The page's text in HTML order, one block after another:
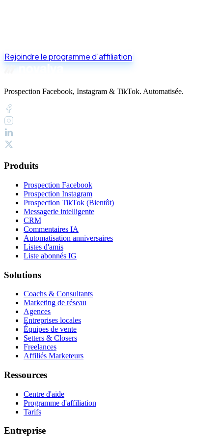
Rejoindre le programme d'affiliation
Prospection Facebook, Instagram & TikTok. Automatisée.
Produits
Prospection Facebook
Prospection Instagram
Prospection TikTok (Bientôt)
Messagerie intelligente
CRM
Commentaires IA
Automatisation anniversaires
Listes d'amis
Liste abonnés IG
Solutions
Coachs & Consultants
Marketing de réseau
Agences
Entreprises locales
Équipes de vente
Setters & Closers
Freelances
Affiliés Marketeurs
Ressources
Centre d'aide
Programme d'affiliation
Tarifs
Entreprise